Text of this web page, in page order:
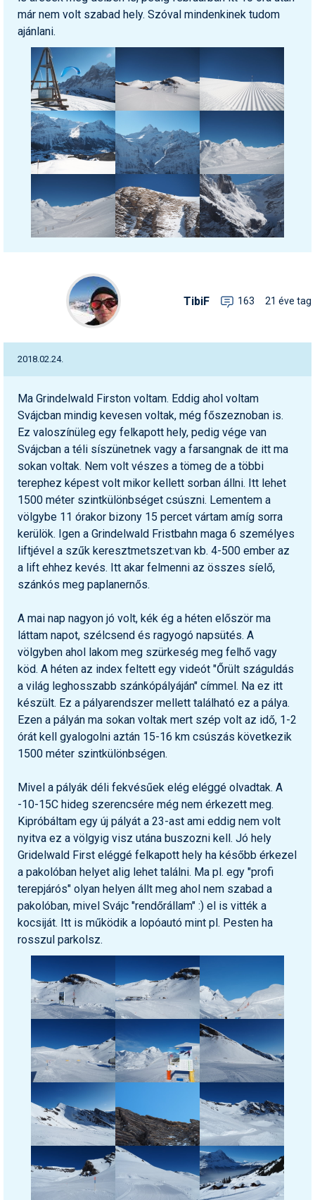
már nem volt szabad hely. Szóval mindenkinek tudom
ajánlani.
TibiF 163 21 éve tag
2018.02.24.
Ma Grindelwald Firston voltam. Eddig ahol voltam
Svájcban mindig kevesen voltak, még főszeznoban is.
Ez valoszínüleg egy felkapott hely, pedig vége van
Svájcban a téli síszünetnek vagy a farsangnak de itt ma
sokan voltak. Nem volt vészes a tömeg de a többi
terephez képest volt mikor kellett sorban állni. Itt lehet
1500 méter szintkülönbséget csúszni. Lementem a
völgybe 11 órakor bizony 15 percet vártam amíg sorra
kerülök. Igen a Grindelwald Fristbahn maga 6 személyes
liftjével a szűk keresztmetszet:van kb. 4-500 ember az
a lift ehhez kevés. Itt akar felmenni az összes síelő,
szánkós meg paplanernős.
A mai nap nagyon jó volt, kék ég a héten először ma
láttam napot, szélcsend és ragyogó napsütés. A
völgyben ahol lakom meg szürkeség meg felhő vagy
köd. A héten az index feltett egy videót "Őrült száguldás
a világ leghosszabb szánkópályáján" címmel. Na ez itt
készült. Ez a pályarendszer mellett található ez a pálya.
Ezen a pályán ma sokan voltak mert szép volt az idő, 1-2
órát kell gyalogolni aztán 15-16 km csúszás következik
1500 méter szintkülönbségen.
Mivel a pályák déli fekvésűek elég eléggé olvadtak. A
-10-15C hideg szerencsére még nem érkezett meg.
Kipróbáltam egy új pályát a 23-ast ami eddig nem volt
nyitva ez a völgyig visz utána buszozni kell. Jó hely
Gridelwald First eléggé felkapott hely ha később érkezel
a pakolóban helyet alig lehet találni. Ma pl. egy "profi
terepjárós" olyan helyen állt meg ahol nem szabad a
pakolóban, mivel Svájc "rendőrállam" :) el is vitték a
kocsiját. Itt is működik a lopóautó mint pl. Pesten ha
rosszul parkolsz.